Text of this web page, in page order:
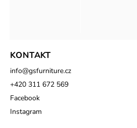
KONTAKT
info@gsfurniture.cz
+420 311 672 569
Facebook
Instagram